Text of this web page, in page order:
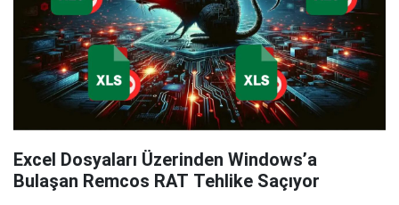
Excel Dosyaları Üzerinden Windows’a
Bulaşan Remcos RAT Tehlike Saçıyor